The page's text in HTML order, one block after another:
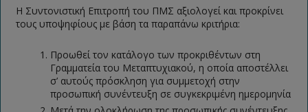
Η Συντονιστική Επιτροπή του ΠΜΣ αξιολογεί και προκρίνει
τους υποψηφίους με βάση τα παραπάνω κριτήρια:
Προωθεί τον κατάλογο των προκριθέντων στη
Γραμματεία του Μεταπτυχιακού, η οποία αποστέλλει
σ’ αυτούς πρόσκληση για συμμετοχή στην
προσωπική συνέντευξη σε συγκεκριμένη ημερομηνία